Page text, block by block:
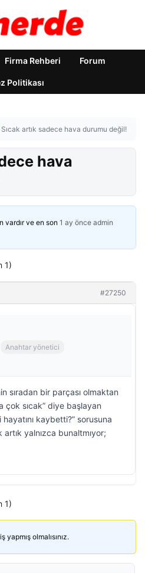
Firma Rehberi Forum
Politikası
Sıcak artık sadece hava durumu değil!
hava
vardır ve en son 1 ay önce admin
1)
#27250
Anahtar yönetici
sıradan bir parçası olmaktan
çok sıcak” diye başlayan
kaybetti?” sorusuna
artık yalnızca bunaltmıyor;
1)
olmalısınız.